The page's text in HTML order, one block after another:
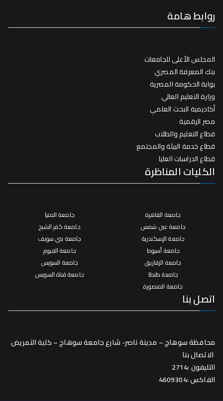
روابط هامة
المجلس الأعلى للجامعات
بنك المعرفة المصري
بوابة الحكومة المصرية
وزارة التعليم العالي
أكاديمية البحث العلمي
مصر الرقمية
قطاع التعليم والطلاب
قطاع خدمة البيئة والمجتمع
قطاع الدراسات العليا
الكليات المناظرة
جامعة القاهرة
جامعة عين شمس
جامعة الإسكندرية
جامعة أسيوط
جامعة الزقازيق
جامعة طنطا
جامعة المنصورة
جامعة المنيا
جامعة كفر الشيخ
جامعة بني سويف
جامعة الفيوم
جامعة السويس
جامعة قناة السويس
اتصل بنا
محافظة سوهاج – مدينة ناصر- شارع جامعة سوهاج – كلية التمريض
الاتصال بنا
التليفون :2714
الفاكس :4609304